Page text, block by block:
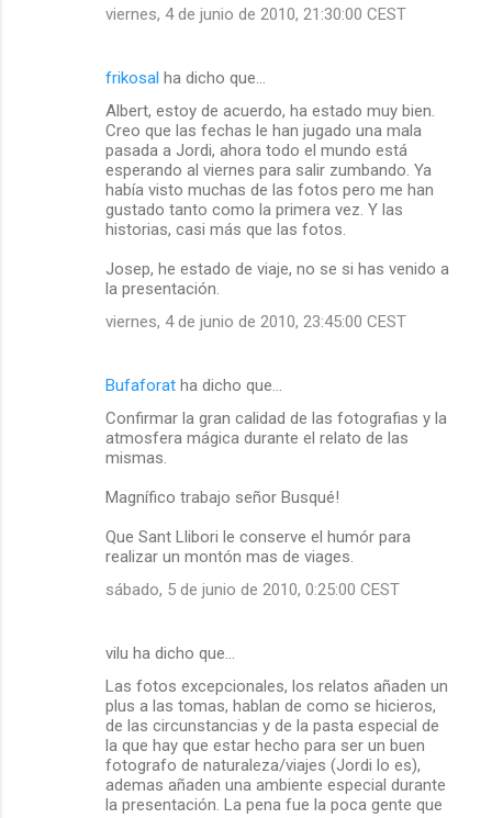
viernes, 4 de junio de 2010, 21:30:00 CEST
frikosal ha dicho que…
Albert, estoy de acuerdo, ha estado muy bien.
Creo que las fechas le han jugado una mala
pasada a Jordi, ahora todo el mundo está
esperando al viernes para salir zumbando. Ya
había visto muchas de las fotos pero me han
gustado tanto como la primera vez. Y las
historias, casi más que las fotos.
Josep, he estado de viaje, no se si has venido a
la presentación.
viernes, 4 de junio de 2010, 23:45:00 CEST
Bufaforat ha dicho que…
Confirmar la gran calidad de las fotografias y la
atmosfera mágica durante el relato de las
mismas.
Magnífico trabajo señor Busqué!
Que Sant Llibori le conserve el humór para
realizar un montón mas de viages.
sábado, 5 de junio de 2010, 0:25:00 CEST
vilu ha dicho que…
Las fotos excepcionales, los relatos añaden un
plus a las tomas, hablan de como se hicieros,
de las circunstancias y de la pasta especial de
la que hay que estar hecho para ser un buen
fotografo de naturaleza/viajes (Jordi lo es),
ademas añaden una ambiente especial durante
la presentación. La pena fue la poca gente que